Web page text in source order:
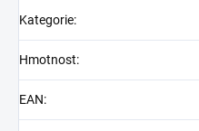
Kategorie:
Hmotnost:
EAN: